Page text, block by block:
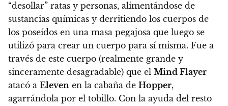
“desollar” ratas y personas, alimentándose de
sustancias químicas y derritiendo los cuerpos de
los poseídos en una masa pegajosa que luego se
utilizó para crear un cuerpo para sí misma. Fue a
través de este cuerpo (realmente grande y
sinceramente desagradable) que el Mind Flayer
atacó a Eleven en la cabaña de Hopper,
agarrándola por el tobillo. Con la ayuda del resto